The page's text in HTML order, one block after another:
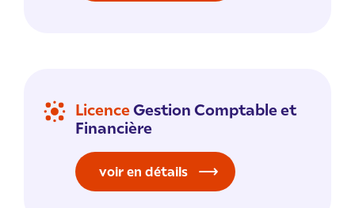
LicenceGestion Comptable et
Financière
voir en détails